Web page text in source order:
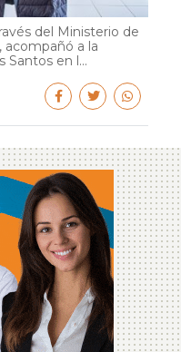
del Ministerio de
acompañó a la
Santos en l...